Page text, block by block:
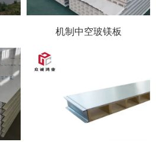
机制中空玻镁板